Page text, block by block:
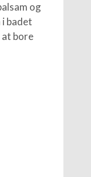
og
badet
at bore